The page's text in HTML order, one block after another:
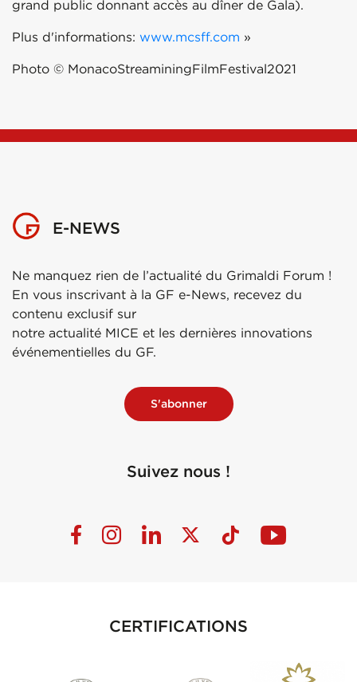
grand public donnant accès au dîner de Gala).
Plus d'informations: www.mcsff.com »
Photo © MonacoStreaminingFilmFestival2021
E-NEWS
Ne manquez rien de l’actualité du Grimaldi Forum !
En vous inscrivant à la GF e-News, recevez du
contenu exclusif sur
notre actualité MICE et les dernières innovations
événementielles du GF.
S'abonner
Suivez nous !
CERTIFICATIONS